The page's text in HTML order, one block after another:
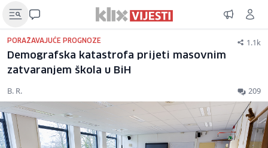
PORAŽAVAJUĆE PROGNOZE 1.1k
Demografska katastrofa prijeti masovnim
zatvaranjem škola u BiH
B. R. 209